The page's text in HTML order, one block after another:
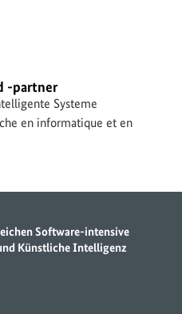
-partner
Systeme
en informatique et en
Software-intensive
Künstliche Intelligenz